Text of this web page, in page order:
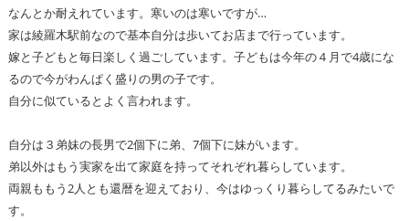
なんとか耐えれています。寒いのは寒いですが…
家は綾羅木駅前なので基本自分は歩いてお店まで行っています。
嫁と子どもと毎日楽しく過ごしています。子どもは今年の４月で4歳にな
るので今がわんぱく盛りの男の子です。
自分に似ているとよく言われます。
自分は３弟妹の長男で2個下に弟、7個下に妹がいます。
弟以外はもう実家を出て家庭を持ってそれぞれ暮らしています。
両親ももう2人とも還暦を迎えており、今はゆっくり暮らしてるみたいで
す。